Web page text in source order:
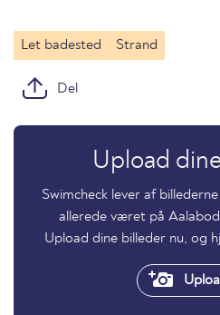
Let badested Strand
Del
Upload
Swimcheck lever af
allerede været på
Upload dine billeder nu, og